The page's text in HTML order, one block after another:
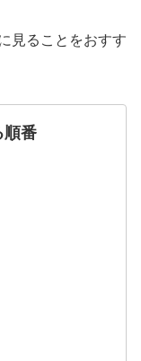
見ることをおすす
順番